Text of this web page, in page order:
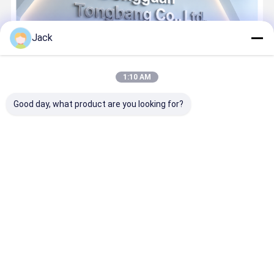
Jack
1:10 AM
Good day, what product are you looking for?